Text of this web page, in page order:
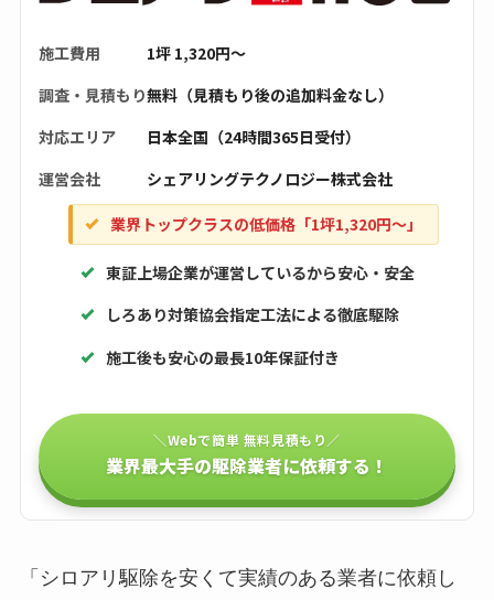
施工費用
1坪 1,320円〜
調査・見積もり無料（見積もり後の追加料金なし）
対応エリア
日本全国（24時間365日受付）
運営会社
シェアリングテクノロジー株式会社
業界トップクラスの低価格「1坪1,320円〜」
東証上場企業が運営しているから安心・安全
しろあり対策協会指定工法による徹底駆除
施工後も安心の最長10年保証付き
＼Webで簡単 無料見積もり／
業界最大手の駆除業者に依頼する！
「シロアリ駆除を安くて実績のある業者に依頼し